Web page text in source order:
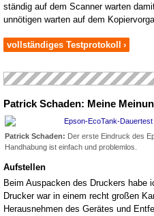
ständig auf dem Scanner warten
unnötigen warten auf dem
vollständiges Testprotokoll ›
Patrick Schaden: Meine
Patrick Schaden: Der erste Eindruck des
Handhabung ist einfach und problemlos.
Aufstellen
Beim Auspacken des Druckers habe
Drucker war in einem recht großen
Herausnehmen des Gerätes und